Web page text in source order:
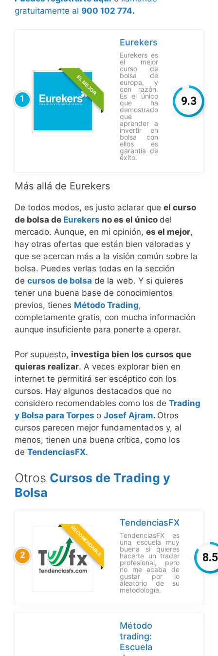
gratuitamente al 900 102 774.
EL MEJOR
1
Eurekers
Eurekers es
el mejor
curso de
bolsa de
europa, y
con razón.
Es el único
que ha
demostrado
que
aprender a
invertir en
bolsa con
ellos es
garantía de
éxito.
9.3
Más allá de Eurekers
De todos modos, es justo aclarar que el curso
de bolsa de Eurekers no es el único del
mercado. Aunque, en mi opinión, es el mejor,
hay otras ofertas que están bien valoradas y
que se acercan más a la visión común sobre la
bolsa. Puedes verlas todas en la sección
de cursos de bolsa de la web. Y si quieres
tener una buena base de conocimientos
previos, tienes Método Trading,
completamente gratis, con mucha información
aunque insuficiente para ponerte a operar.
Por supuesto, investiga bien los cursos que
quieras realizar. A veces explorar bien en
internet te permitirá ser escéptico con los
cursos. Hay algunos destacados que no
considero recomendables como los de Trading
y Bolsa para Torpes o Josef Ajram. Otros
cursos parecen mejor fundamentados y, al
menos, tienen una buena crítica, como los
de TendenciasFX.
Otros Cursos de Trading y
Bolsa
RECOMENDABLE
2
TendenciasFX
TendenciasFX es
una escuela muy
buena si quieres
hacerte un trader
profesional, pero
no me acaba de
gustar por lo
aleatorio de su
metodología.
8.5
Método
trading:
Escuela